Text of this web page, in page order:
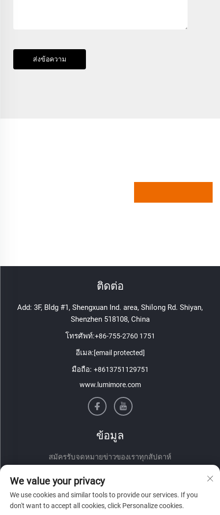
ส่งข้อความ
ติดต่อ
Add: 3F, Bldg #1, Shengxuan Ind. area, Shilong Rd. Shiyan,
Shenzhen 518108, China
โทรศัพท์:+86-755-2760 1751
อีเมล:[email protected]
มือถือ: +8613751129751
www.lumimore.com
ข้อมูล
สมัครรับจดหมายข่าวของเราทุกสัปดาห์
We value your privacy
We use cookies and similar tools to provide our services. If you
don't want to accept all cookies, click Personalize cookies.